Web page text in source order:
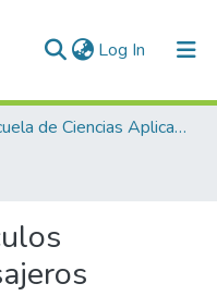
Log In (current)
Escuela de Ciencias Aplicadas e Ingeniería